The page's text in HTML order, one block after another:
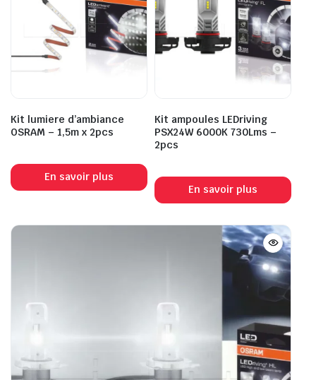
Kit lumiere d’ambiance
OSRAM – 1,5m x 2pcs
En savoir plus
Kit ampoules LEDriving
PSX24W 6000K 730Lms –
2pcs
En savoir plus